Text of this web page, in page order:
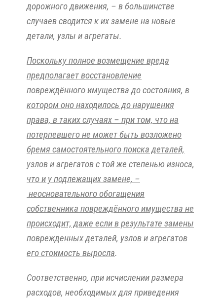
дорожного движения, – в большинстве
случаев сводится к их замене на новые
детали, узлы и агрегаты.
Поскольку полное возмещение вреда
предполагает восстановление
повреждённого имущества до состояния, в
котором оно находилось до нарушения
права, в таких случаях – при том, что на
потерпевшего не может быть возложено
бремя самостоятельного поиска деталей,
узлов и агрегатов с той же степенью износа,
что и у подлежащих замене, –
неосновательного обогащения
собственника повреждённого имущества не
происходит, даже если в результате замены
поврежденных деталей, узлов и агрегатов
его стоимость выросла.
Соответственно, при исчислении размера
расходов, необходимых для приведения